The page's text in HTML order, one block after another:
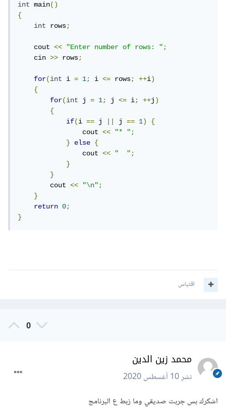
int main()
{
int
rows;
    cout
<< "Enter number of rows: ";
    cin
>> rows;
for(int i = 1; i <= rows; ++i)
{
for(int j = 1; j <= i; ++j)
{
if(i == j j == 1)
{
                cout
<< "* ";
}
else
{
                cout
<< "  ";
}
}
        cout
<< "\n";
}
return
0;
}
اقتباس
0
محمد زين الدين
نشر10 أغسطس 2020
اشكرك بس جربت صديقي وما زبط ع البرنامج